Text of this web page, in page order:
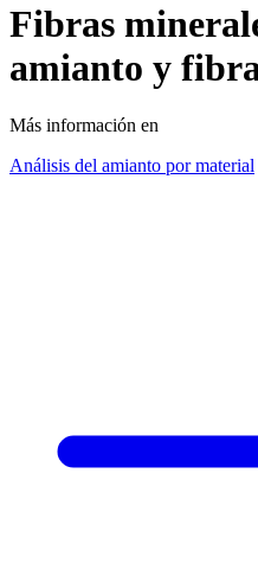
Fibras
amianto y
Más información en
Análisis del amianto por material